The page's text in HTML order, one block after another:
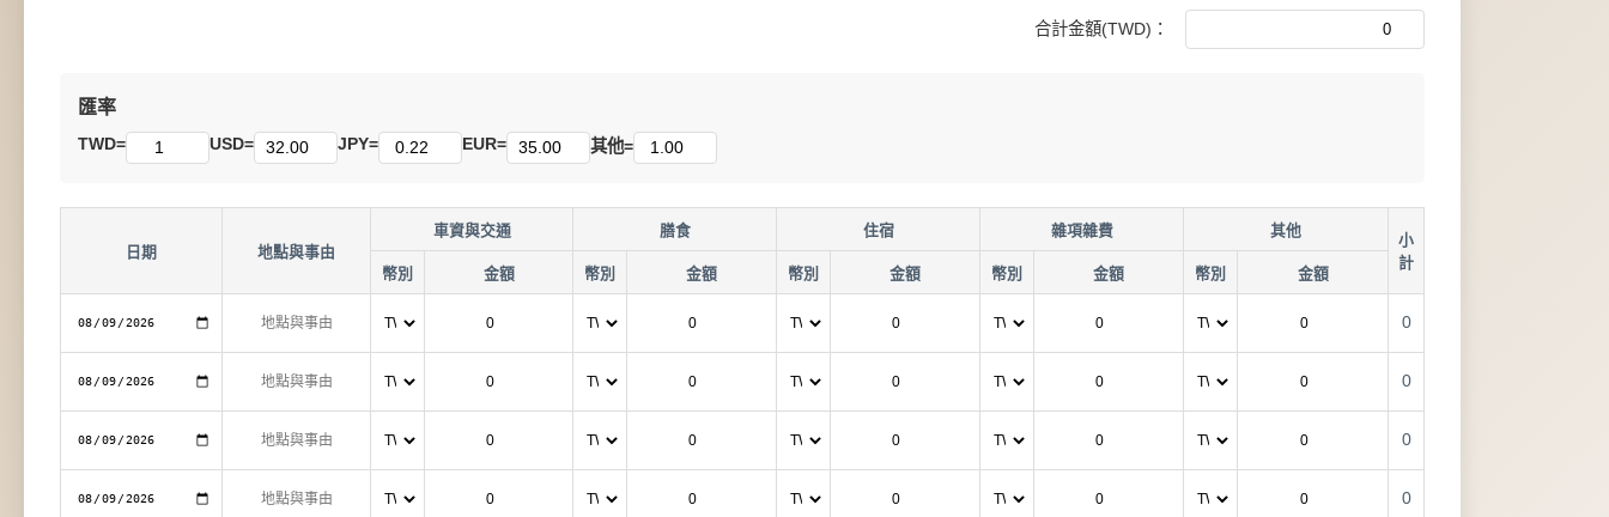
合計金額(TWD)：
匯率
TWD= USD= JPY= EUR= 其他=
日期 地點與事由
車資與交通 膳食 住宿 雜項雜費 其他
小
計
幣別 金額 幣別 金額 幣別 金額 幣別 金額 幣別 金額
0
0
0
0